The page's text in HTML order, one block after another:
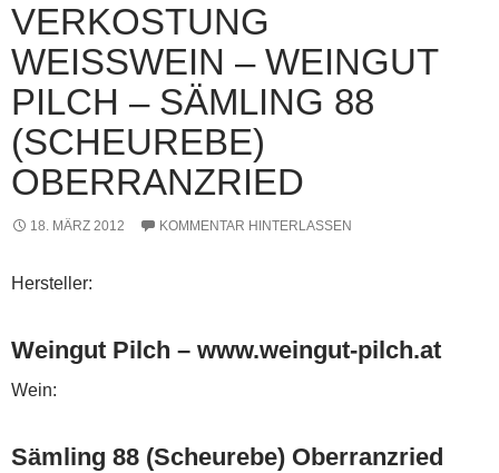
VERKOSTUNG
WEISSWEIN – WEINGUT P
ILCH – SÄMLING 88 (
SCHEUREBE) O
BERRANZRIED
18. MÄRZ 2012 KOMMENTAR HINTERLASSEN
Hersteller:
Weingut Pilch – www.weingut-pilch.at
Wein:
Sämling 88 (Scheurebe) Oberranzried